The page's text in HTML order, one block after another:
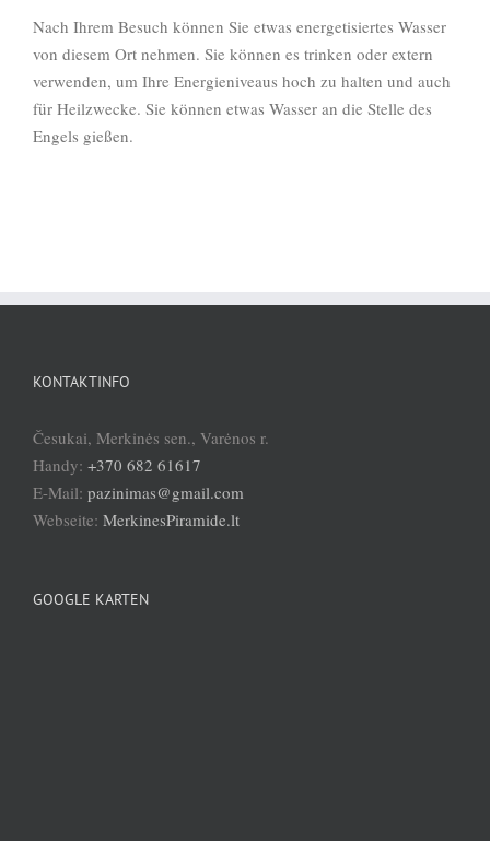
Nach Ihrem Besuch können Sie etwas energetisiertes Wasser
von diesem Ort nehmen. Sie können es trinken oder extern
verwenden, um Ihre Energieniveaus hoch zu halten und auch
für Heilzwecke. Sie können etwas Wasser an die Stelle des
Engels gießen.
KONTAKTINFO
Česukai, Merkinės sen., Varėnos r.
Handy: +370 682 61617
E-Mail: pazinimas@gmail.com
Webseite: MerkinesPiramide.lt
GOOGLE KARTEN